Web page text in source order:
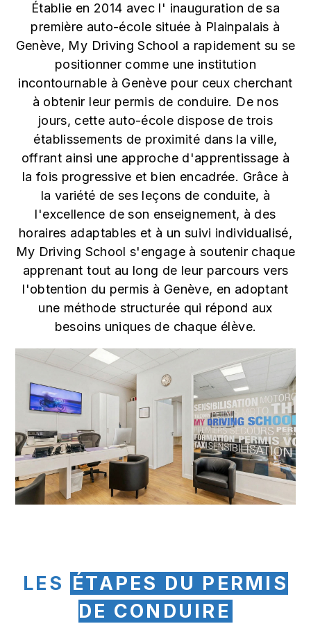
Établie en 2014 avec l' inauguration de sa
première auto-école située à Plainpalais à
Genève, My Driving School a rapidement su se
positionner comme une institution
incontournable à Genève pour ceux cherchant
à obtenir leur permis de conduire. De nos
jours, cette auto-école dispose de trois
établissements de proximité dans la ville,
offrant ainsi une approche d'apprentissage à
la fois progressive et bien encadrée. Grâce à
la variété de ses leçons de conduite, à
l'excellence de son enseignement, à des
horaires adaptables et à un suivi individualisé,
My Driving School s'engage à soutenir chaque
apprenant tout au long de leur parcours vers
l'obtention du permis à Genève, en adoptant
une méthode structurée qui répond aux
besoins uniques de chaque élève.
LES ÉTAPES DU PERMIS
DE CONDUIRE